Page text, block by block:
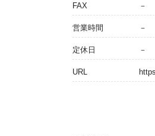
FAX －
営業時間 －
定休日 －
URL